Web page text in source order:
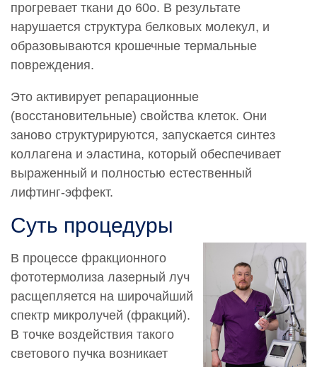
прогревает ткани до 60о. В результате
нарушается структура белковых молекул, и
образовываются крошечные термальные
повреждения.
Это активирует репарационные
(восстановительные) свойства клеток. Они
заново структурируются, запускается синтез
коллагена и эластина, который обеспечивает
выраженный и полностью естественный
лифтинг-эффект.
Суть процедуры
В процессе фракционного
фототермолиза лазерный луч
расщепляется на широчайший
спектр микролучей (фракций).
В точке воздействия такого
светового пучка возникает